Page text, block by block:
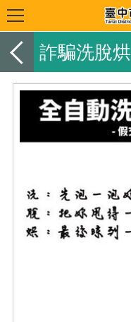
詐騙洗脫烘